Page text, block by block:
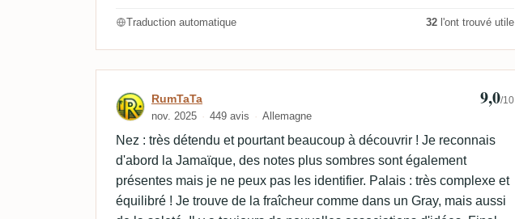
des raisins secs, très peu de goudron.
Traduction automatique 32 l'ont trouvé utile
Avis de RumTaTa
RumTaTa
nov. 2025 449 avis Allemagne
9,0/10
Nez : très détendu et pourtant beaucoup à découvrir ! Je reconnais
d'abord la Jamaïque, des notes plus sombres sont également
présentes mais je ne peux pas les identifier. Palais : très complexe et
équilibré ! Je trouve de la fraîcheur comme dans un Gray, mais aussi